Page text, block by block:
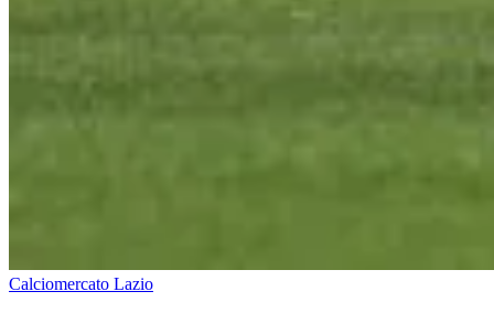
Calciomercato Lazio